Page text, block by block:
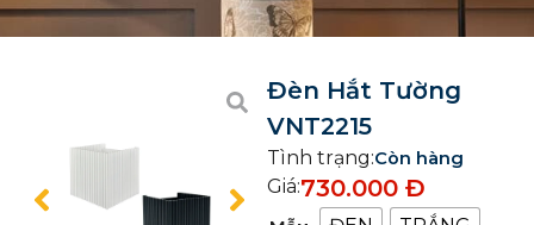
Đèn Hắt Tường
VNT2215
Tình trạng:Còn hàng
Giá:730.000 Đ